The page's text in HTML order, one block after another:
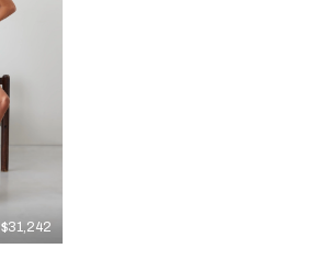
$31,242